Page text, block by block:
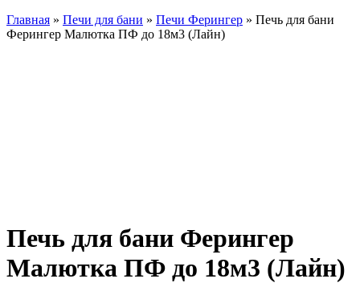
Главная » Печи для бани » Печи Ферингер » Печь для бани
Ферингер Малютка ПФ до 18м3 (Лайн)
Печь для бани Ферингер
Малютка ПФ до 18м3 (Лайн)